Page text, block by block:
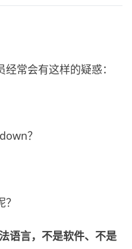
常会有这样的疑惑：
？
语言，不是软件、不是